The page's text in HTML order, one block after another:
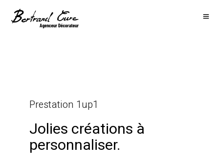
Prestation 1up1
Jolies créations à
personnaliser.